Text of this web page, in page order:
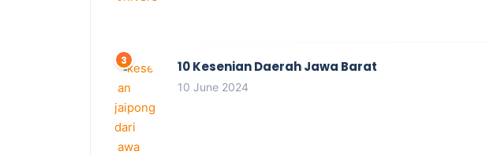
10 Kesenian Daerah Jawa Barat
10 June 2024